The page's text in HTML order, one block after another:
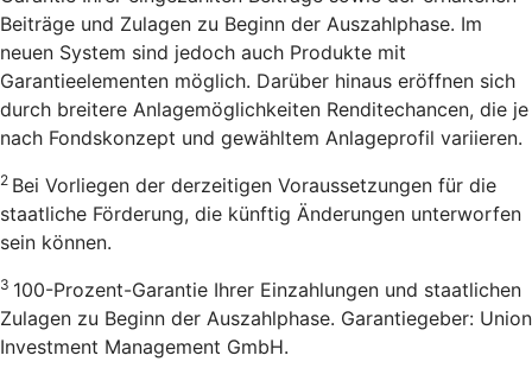
Beiträge und Zulagen zu Beginn der Auszahlphase. Im
neuen System sind jedoch auch Produkte mit
Garantieelementen möglich. Darüber hinaus eröffnen sich
durch breitere Anlagemöglichkeiten Renditechancen, die je
nach Fondskonzept und gewähltem Anlageprofil variieren.
2 Bei Vorliegen der derzeitigen Voraussetzungen für die
staatliche Förderung, die künftig Änderungen unterworfen
sein können.
3 100-Prozent-Garantie Ihrer Einzahlungen und staatlichen
Zulagen zu Beginn der Auszahlphase. Garantiegeber: Union
Investment Management GmbH.